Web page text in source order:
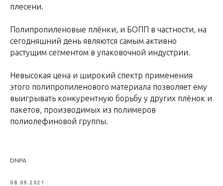
плесени.
Полипропиленовые плёнки, и БОПП в частности, на
сегодняшний день являются самым активно
растущим сегментом в упаковочной индустрии.
Невысокая цена и широкий спектр применения
этого полипропиленового материала позволяет ему
выигрывать конкурентную борьбу у других плёнок и
пакетов, производимых из полимеров
полиолефиновой группы.
DNPA
08.09.2021